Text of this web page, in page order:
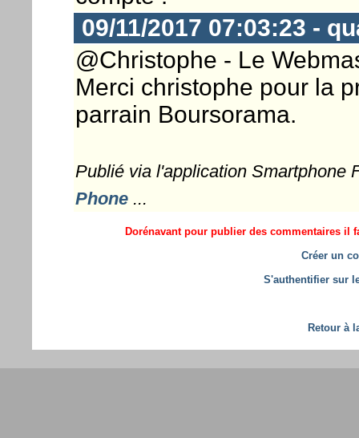
09/11/2017 07:03:23 -
@Christophe - Le
Merci christophe pour la
parrain Boursorama.
Publié via l'application Smartphone
Phone...
Dorénavant pour publier des commentaires il
Créer un
S'authentifier sur
Retour à